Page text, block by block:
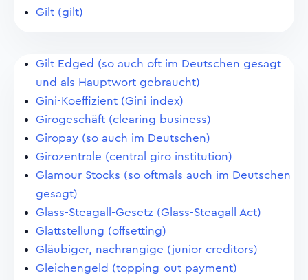
Gilt (gilt)
Gilt Edged (so auch oft im Deutschen gesagt
und als Hauptwort gebraucht)
Gini-Koeffizient (Gini index)
Girogeschäft (clearing business)
Giropay (so auch im Deutschen)
Girozentrale (central giro institution)
Glamour Stocks (so oftmals auch im Deutschen
gesagt)
Glass-Steagall-Gesetz (Glass-Steagall Act)
Glattstellung (offsetting)
Gläubiger, nachrangige (junior creditors)
Gleichengeld (topping-out payment)